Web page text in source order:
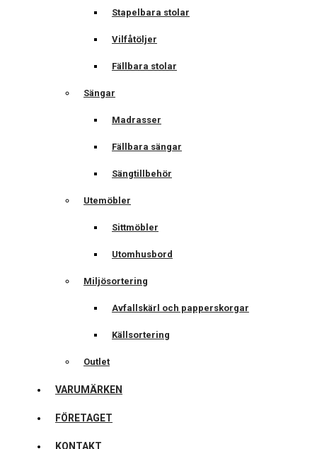
Stapelbara stolar
Vilfåtöljer
Fällbara stolar
Sängar
Madrasser
Fällbara sängar
Sängtillbehör
Utemöbler
Sittmöbler
Utomhusbord
Miljösortering
Avfallskärl och papperskorgar
Källsortering
Outlet
VARUMÄRKEN
FÖRETAGET
KONTAKT